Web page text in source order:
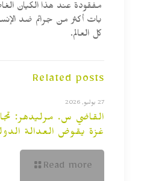
مفقودة عند هذا الكيان
بات أكثر من جرائم ضد
كل العالم.
Related posts
27 يوليو, 2026
القاضي س. مرليدهر:
غزة يقوض العدالة
Read more